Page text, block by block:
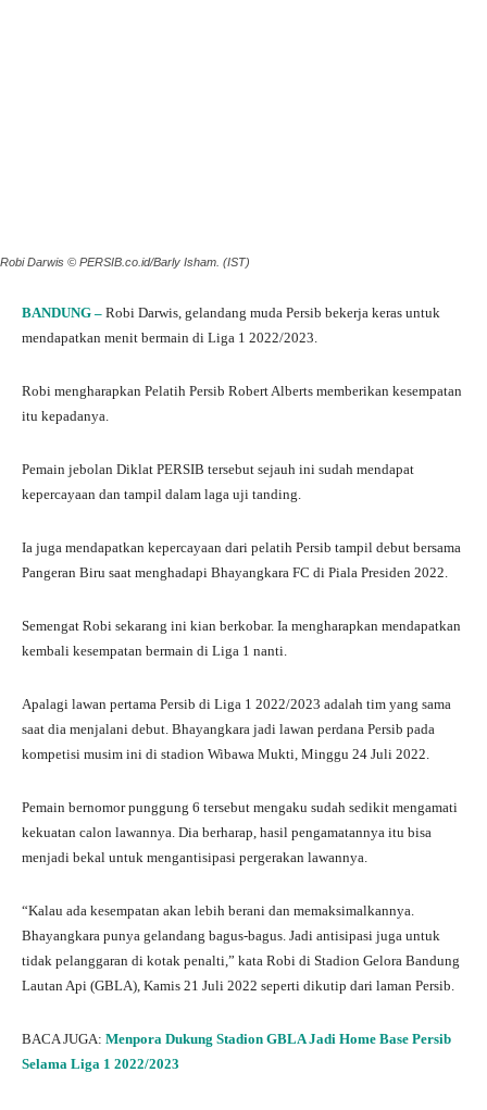
Robi Darwis © PERSIB.co.id/Barly Isham. (IST)
BANDUNG – Robi Darwis, gelandang muda Persib bekerja keras untuk
mendapatkan menit bermain di Liga 1 2022/2023.
Robi mengharapkan Pelatih Persib Robert Alberts memberikan kesempatan
itu kepadanya.
Pemain jebolan Diklat PERSIB tersebut sejauh ini sudah mendapat
kepercayaan dan tampil dalam laga uji tanding.
Ia juga mendapatkan kepercayaan dari pelatih Persib tampil debut bersama
Pangeran Biru saat menghadapi Bhayangkara FC di Piala Presiden 2022.
Semengat Robi sekarang ini kian berkobar. Ia mengharapkan mendapatkan
kembali kesempatan bermain di Liga 1 nanti.
Apalagi lawan pertama Persib di Liga 1 2022/2023 adalah tim yang sama
saat dia menjalani debut. Bhayangkara jadi lawan perdana Persib pada
kompetisi musim ini di stadion Wibawa Mukti, Minggu 24 Juli 2022.
Pemain bernomor punggung 6 tersebut mengaku sudah sedikit mengamati
kekuatan calon lawannya. Dia berharap, hasil pengamatannya itu bisa
menjadi bekal untuk mengantisipasi pergerakan lawannya.
“Kalau ada kesempatan akan lebih berani dan memaksimalkannya.
Bhayangkara punya gelandang bagus-bagus. Jadi antisipasi juga untuk
tidak pelanggaran di kotak penalti,” kata Robi di Stadion Gelora Bandung
Lautan Api (GBLA), Kamis 21 Juli 2022 seperti dikutip dari laman Persib.
BACA JUGA: Menpora Dukung Stadion GBLA Jadi Home Base Persib
Selama Liga 1 2022/2023